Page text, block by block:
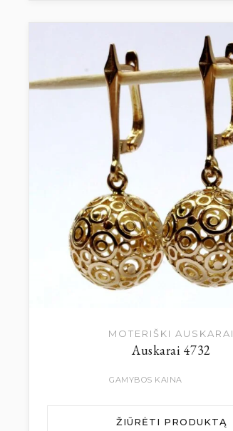
MOTERIŠKI AUSKARAI
Auskarai 4732
GAMYBOS KAINA
ŽIŪRĖTI PRODUKTĄ